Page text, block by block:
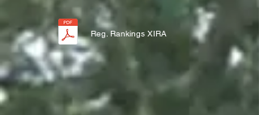
Reg. Rankings XIRA